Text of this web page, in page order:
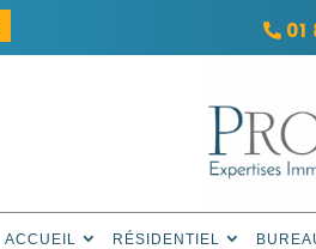
01
ACCUEIL RÉSIDENTIEL